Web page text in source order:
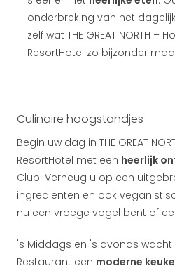
onderbreking van het
zelf wat THE GREAT NORTH –
ResortHotel zo bijzonder
Culinaire hoogstandjes
Begin uw dag in THE GREAT
ResortHotel met een heerlijk
Club: Verheug u op een
ingrediënten en ook
nu een vroege vogel bent of
's Middags en 's avonds wacht
Restaurant een moderne